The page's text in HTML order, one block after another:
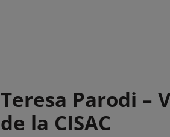
Teresa Parodi –
de la CISAC